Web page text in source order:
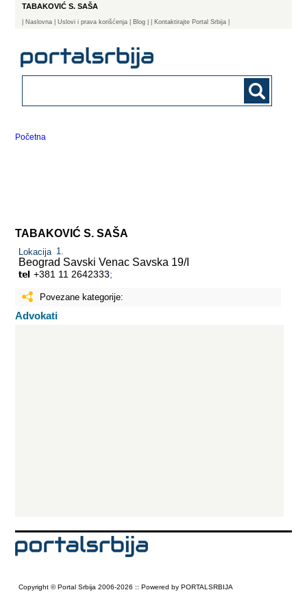
TABAKOVIĆ S. SAŠA
Naslovna | Uslovi i prava korišćenja Blog | Kontaktirajte Portal Srbija |
Početna
TABAKOVIĆ S. SAŠA
Lokacija
Beograd Savski Venac Savska 19/I
+381 11 2642333;
Povezane kategorije:
Advokati
Copyright © Portal Srbija 2006-2026 :: Powered by PORTALSRBIJA